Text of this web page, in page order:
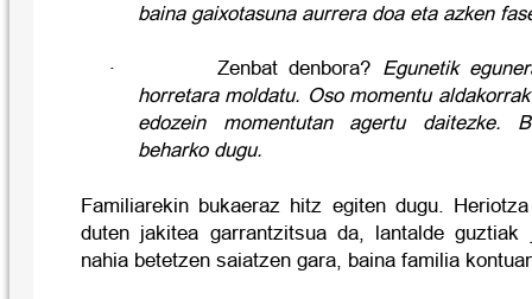
baina gaixotasuna aurrera doa eta azken
· Zenbat denbora? Egunetik
horretara moldatu. Oso momentu
edozein momentutan agertu daitezke.
beharko dugu.
Familiarekin bukaeraz hitz egiten dugu.
duten jakitea garrantzitsua da, lantalde guztiak
nahia betetzen saiatzen gara, baina familia